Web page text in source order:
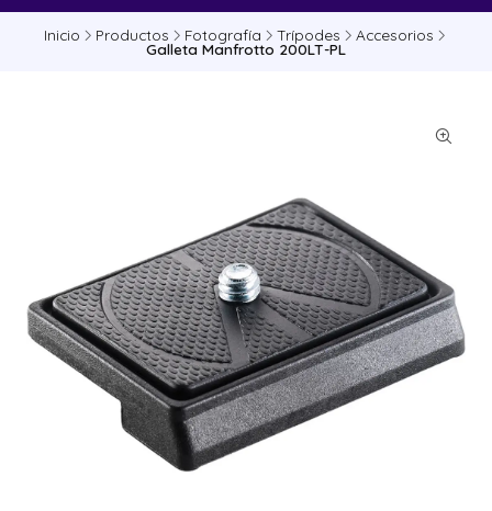
Inicio Productos Fotografía Trípodes Accesorios
Galleta Manfrotto 200LT-PL